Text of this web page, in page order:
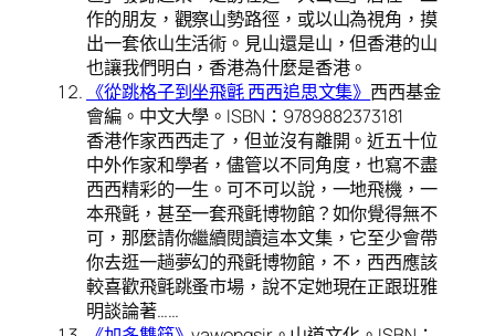
作的朋友，觀察山勢路徑，或以山為視角，摸
出一套依山生活術。見山還是山，但香港的山
也讓我們明白，香港為什麼是香港。
《從跳格子到坐飛氈 西西追思文集》 西西基金
會編。中文大學。ISBN：9789882373181
香港作家西西走了，但並沒有離開。近五十位
中外作家和學者，儘管以不同角度，也寫不盡
西西精彩的一生。可不可以說，一地飛機，一
本飛氈，甚至一套飛氈博物館？如你覺得無不
可，那麼請你繼續閱讀這本文集，它至少會帶
你去逛一趟夢幻的飛氈博物館，不，西西應該
較喜歡飛氈跳蚤市場，說不定她現在正跟班雅
明談論著……